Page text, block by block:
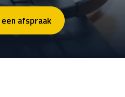
een afspraak